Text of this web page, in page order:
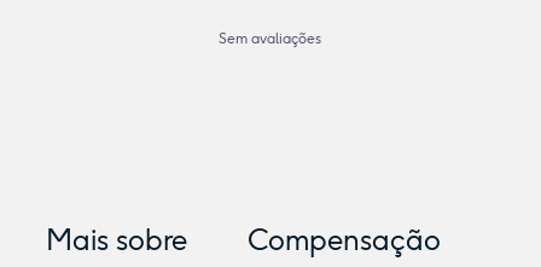
Sem avaliações
Mais sobre Compensação